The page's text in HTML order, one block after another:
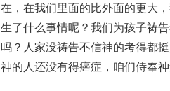
在，在我们里面的比外面的更大
生了什么事情呢？我们为孩子祷
吗？人家没祷告不信神的考得都
神的人还没有得癌症，咱们侍奉